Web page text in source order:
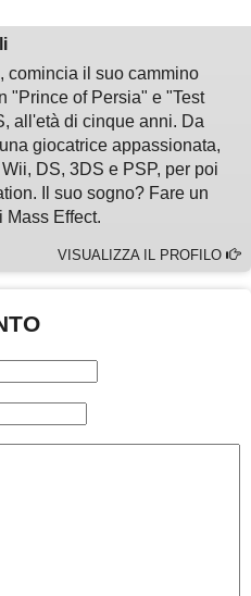
comincia il suo cammino
"Prince of Persia" e "Test
all'età di cinque anni. Da
giocatrice appassionata,
DS, 3DS e PSP, per poi
Il suo sogno? Fare un
Mass Effect.
VISUALIZZA IL PROFILO